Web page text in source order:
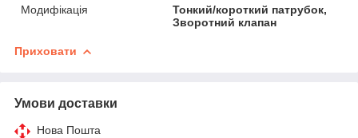
Модифікація
Тонкий/короткий патрубок,
Зворотний клапан
Приховати
Умови доставки
Нова Пошта